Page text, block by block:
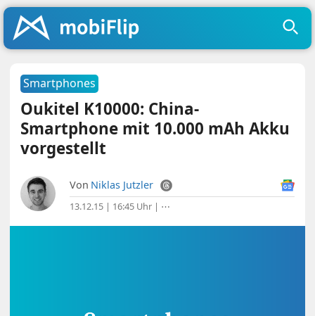
Smartphones
Oukitel K10000: China-
Smartphone mit 10.000 mAh Akku
vorgestellt
Von Niklas Jutzler
13.12.15 | 16:45 Uhr | ⋯